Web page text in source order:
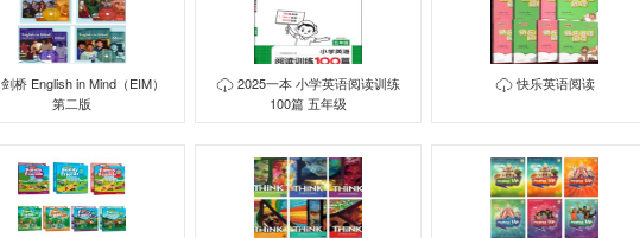
剑桥 English in Mind（EIM）
第二版
2025一本 小学英语阅读训练
100篇 五年级
快乐英语阅读